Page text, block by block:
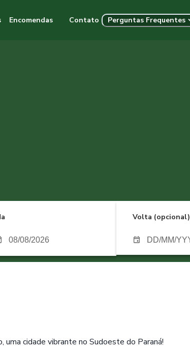
Encomendas Contato Perguntas Frequentes
Volta (opcional)
uma cidade vibrante no Sudoeste do Paraná!